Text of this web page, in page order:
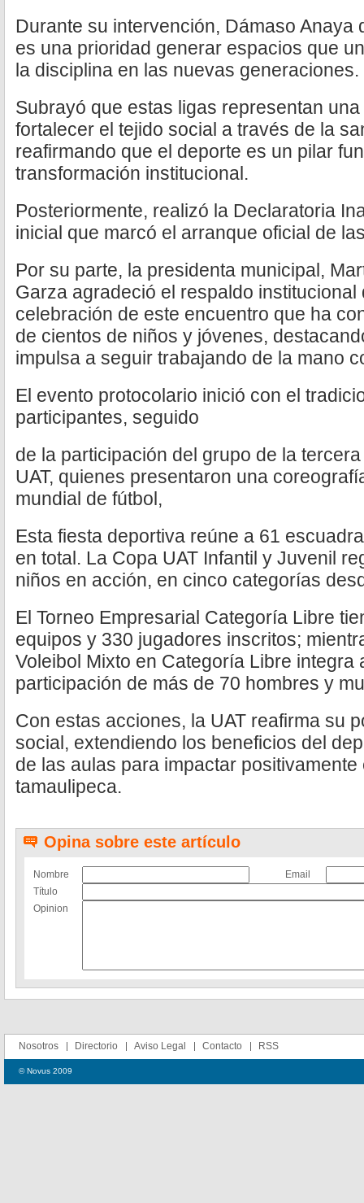
Durante su intervención, Dámaso Anaya
es una prioridad generar espacios que
la disciplina en las nuevas generaciones.
Subrayó que estas ligas representan
fortalecer el tejido social a través de la
reafirmando que el deporte es un pilar
transformación institucional.
Posteriormente, realizó la Declaratoria
inicial que marcó el arranque oficial de
Por su parte, la presidenta municipal,
Garza agradeció el respaldo institucional
celebración de este encuentro que ha
de cientos de niños y jóvenes,
impulsa a seguir trabajando de la mano
El evento protocolario inició con el
participantes, seguido
de la participación del grupo de la
UAT, quienes presentaron una
mundial de fútbol,
Esta fiesta deportiva reúne a 61
en total. La Copa UAT Infantil y Juvenil
niños en acción, en cinco categorías
El Torneo Empresarial Categoría Libre
equipos y 330 jugadores inscritos;
Voleibol Mixto en Categoría Libre integra
participación de más de 70 hombres y
Con estas acciones, la UAT reafirma su
social, extendiendo los beneficios del
de las aulas para impactar
tamaulipeca.
Opina sobre este artículo
Nombre
Email
Título
Opinion
Nosotros Directorio Aviso Legal Contacto RSS
© Novus 2009